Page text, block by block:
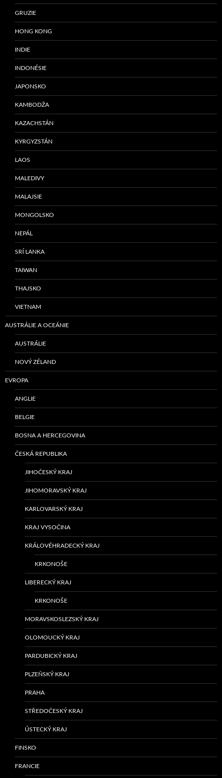
GRUZIE
HONG KONG
INDIE
INDONÉSIE
JAPONSKO
KAMBODŽA
KAZACHSTÁN
KYRGYZSTÁN
LAOS
MALEDIVY
MALAJSIE
MONGOLSKO
NEPÁL
SRÍ LANKA
TAIWAN
THAJSKO
VIETNAM
AUSTRÁLIE A OCEÁNIE
AUSTRÁLIE
NOVÝ ZÉLAND
EVROPA
ANGLIE
BELGIE
BOSNA A HERCEGOVINA
ČESKÁ REPUBLIKA
JIHOČESKÝ KRAJ
JIHOMORAVSKÝ KRAJ
KARLOVARSKÝ KRAJ
KRAJ VYSOČINA
KRÁLOVÉHRADECKÝ KRAJ
KRKONOŠE
LIBERECKÝ KRAJ
KRKONOŠE
MORAVSKOSLEZSKÝ KRAJ
OLOMOUCKÝ KRAJ
PARDUBICKÝ KRAJ
PLZEŇSKÝ KRAJ
PRAHA
STŘEDOČESKÝ KRAJ
ÚSTECKÝ KRAJ
FINSKO
FRANCIE